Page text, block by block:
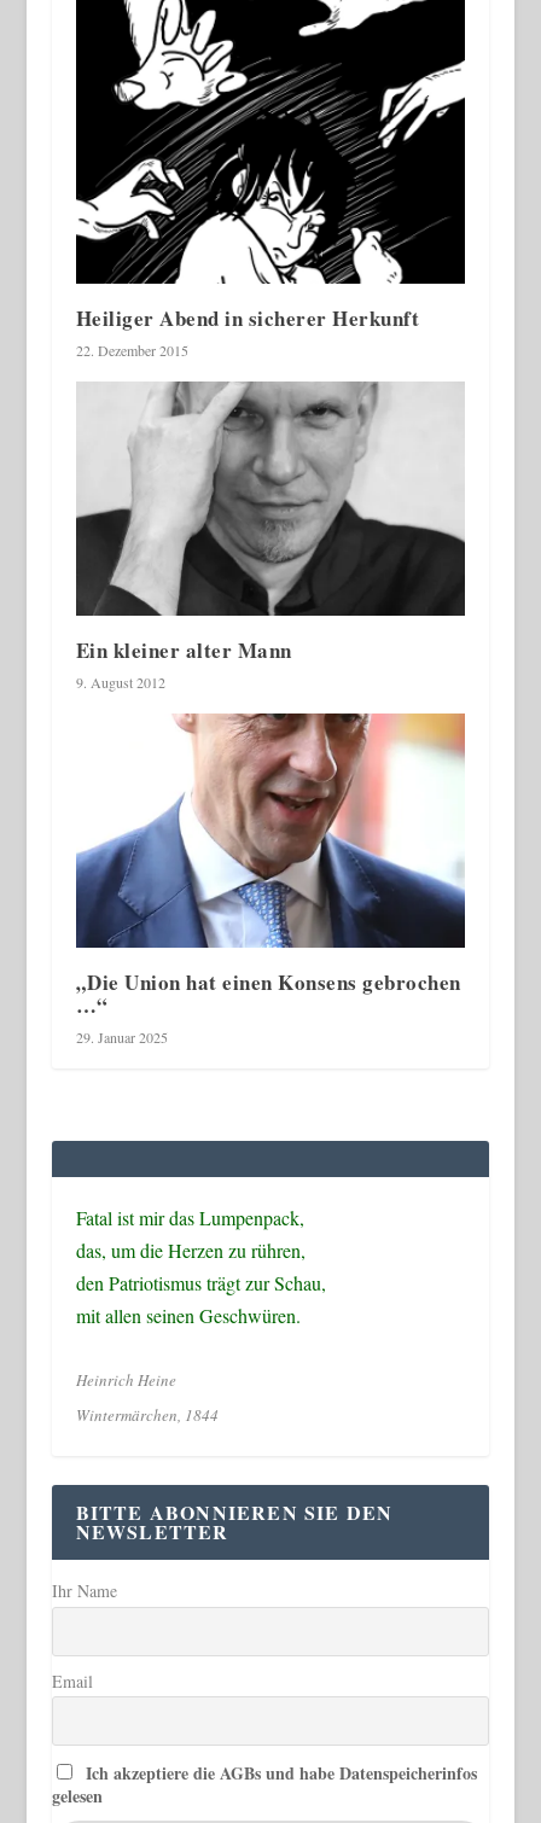
Heiliger Abend in sicherer Herkunft
22. Dezember 2015
Ein kleiner alter Mann
9. August 2012
„Die Union hat einen Konsens gebrochen
…“
29. Januar 2025
Fatal ist mir das Lumpenpack,
das, um die Herzen zu rühren,
den Patriotismus trägt zur Schau,
mit allen seinen Geschwüren.
Heinrich Heine
Wintermärchen, 1844
BITTE ABONNIEREN SIE DEN
NEWSLETTER
Ihr Name
Email
Ich akzeptiere die AGBs und habe Datenspeicherinfos
gelesen